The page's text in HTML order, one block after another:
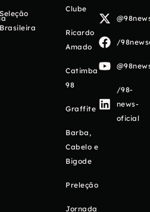
Seleção
Brasileira
Clube
Ricardo
Amado
Catimba
98
Graffite
Barba,
Cabelo e
Bigode
Preleção
Jornada
/
/98-
news-
oficial